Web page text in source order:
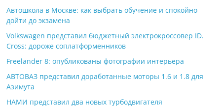
Автошкола в Москве: как выбрать обучение и спокойно
дойти до экзамена
Volkswagen представил бюджетный электрокроссовер ID.
Cross: дороже соплатформенников
Freelander 8: опубликованы фотографии интерьера
АВТОВАЗ представил доработанные моторы 1.6 и 1.8 для
Азимута
НАМИ представил два новых турбодвигателя